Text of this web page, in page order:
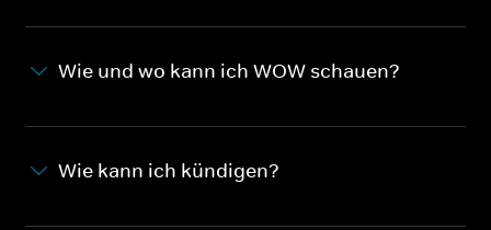
Wie und wo kann ich WOW schauen?
Wie kann ich kündigen?